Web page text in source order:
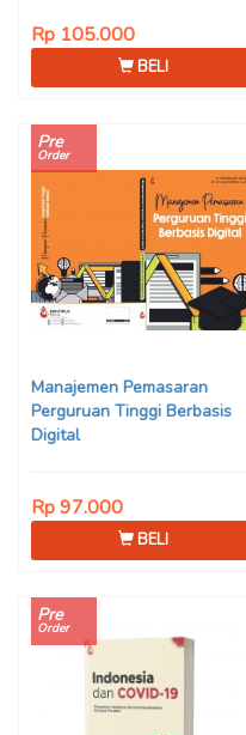
Rp 105.000
BELI
Pre
Order
Manajemen Pemasaran
Perguruan Tinggi Berbasis
Digital
Rp 97.000
BELI
Pre
Order